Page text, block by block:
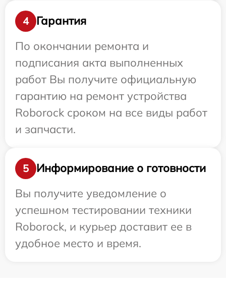
4
Гарантия
По окончании ремонта и
подписания акта выполненных
работ Вы получите официальную
гарантию на ремонт устройства
Roborock сроком на все виды работ
и запчасти.
5
Информирование о готовности
Вы получите уведомление о
успешном тестировании техники
Roborock, и курьер доставит ее в
удобное место и время.